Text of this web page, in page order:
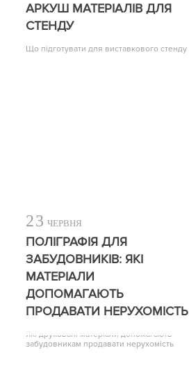
АРКУШ МАТЕРІАЛІВ ДЛЯ
СТЕНДУ
Що підготувати для виставкового стенду
23 ЧЕРВНЯ
ПОЛІГРАФІЯ ДЛЯ
ЗАБУДОВНИКІВ: ЯКІ
МАТЕРІАЛИ
ДОПОМАГАЮТЬ
ПРОДАВАТИ НЕРУХОМІСТЬ
Які друковані матеріали допомагають
забудовникам продавати нерухомість